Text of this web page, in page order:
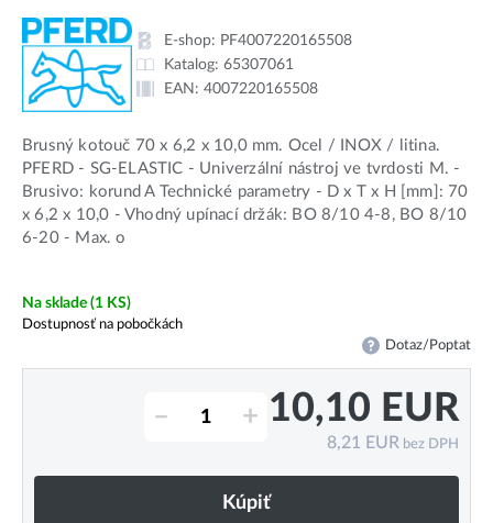
E-shop: PF4007220165508
Katalog: 65307061
EAN: 4007220165508
Brusný kotouč 70 x 6,2 x 10,0 mm. Ocel / INOX / litina.
PFERD - SG-ELASTIC - Univerzální nástroj ve tvrdosti M. -
Brusivo: korund A Technické parametry - D x T x H [mm]: 70
x 6,2 x 10,0 - Vhodný upínací držák: BO 8/10 4-8, BO 8/10
6-20 - Max. o
Na sklade (1 KS)
Dostupnosť na pobočkách
Dotaz/Poptat
– + 10,10 EUR
8,21 EUR bez DPH
Kúpiť